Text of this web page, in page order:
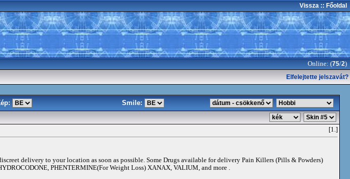
Vissza :: Főoldal
Online: (75/2)
Elfelejtette jelszavát?
Smile:
[1.]
delivery to your location as soon as possible. Some Drugs available for delivery Pain Killers (Pills & Powders)
PHENTERMINE(For Weight Loss) XANAX, VALIUM, and more .